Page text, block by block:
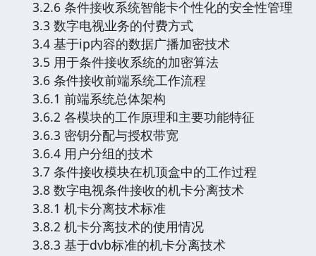
3.2.6 条件接收系统智能卡个性化的安全性管理
3.3 数字电视业务的付费方式
3.4 基于ip内容的数据广播加密技术
3.5 用于条件接收系统的加密算法
3.6 条件接收前端系统工作流程
3.6.1 前端系统总体架构
3.6.2 各模块的工作原理和主要功能特征
3.6.3 密钥分配与授权带宽
3.6.4 用户分组的技术
3.7 条件接收模块在机顶盒中的工作过程
3.8 数字电视条件接收的机卡分离技术
3.8.1 机卡分离技术标准
3.8.2 机卡分离技术的使用情况
3.8.3 基于dvb标准的机卡分离技术